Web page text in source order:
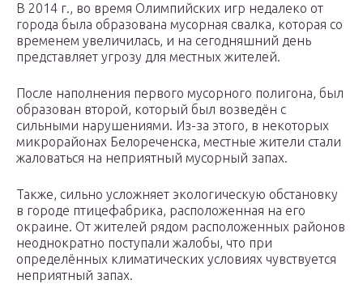
В 2014 г., во время Олимпийских игр недалеко от
города была образована мусорная свалка, которая со
временем увеличилась, и на сегодняшний день
представляет угрозу для местных жителей.
После наполнения первого мусорного полигона, был
образован второй, который был возведён с
сильными нарушениями. Из-за этого, в некоторых
микрорайонах Белореченска, местные жители стали
жаловаться на неприятный мусорный запах.
Также, сильно усложняет экологическую обстановку
в городе птицефабрика, расположенная на его
окраине. От жителей рядом расположенных районов
неоднократно поступали жалобы, что при
определённых климатических условиях чувствуется
неприятный запах.